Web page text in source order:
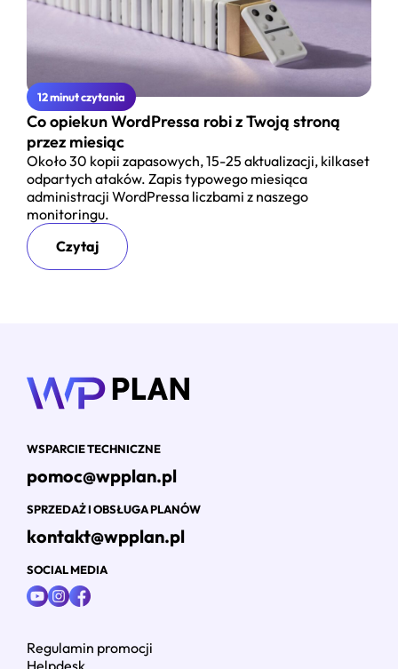
12 minut czytania
Co opiekun WordPressa robi z Twoją stroną
przez miesiąc
Około 30 kopii zapasowych, 15-25 aktualizacji, kilkaset
odpartych ataków. Zapis typowego miesiąca
administracji WordPressa liczbami z naszego
monitoringu.
Czytaj
WSPARCIE TECHNICZNE
pomoc@wpplan.pl
SPRZEDAŻ I OBSŁUGA PLANÓW
kontakt@wpplan.pl
SOCIAL MEDIA
Regulamin promocji
Helpdesk